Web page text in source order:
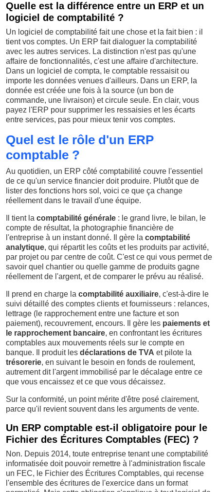
Quelle est la différence entre un ERP et un
logiciel de comptabilité ?
Un logiciel de comptabilité fait une chose et la fait bien : il
tient vos comptes. Un ERP fait dialoguer la comptabilité
avec les autres services. La distinction n'est pas qu'une
affaire de fonctionnalités, c'est une affaire d'architecture.
Dans un logiciel de compta, le comptable ressaisit ou
importe les données venues d'ailleurs. Dans un ERP, la
donnée est créée une fois à la source (un bon de
commande, une livraison) et circule seule. En clair, vous
payez l'ERP pour supprimer les ressaisies et les écarts
entre services, pas pour mieux tenir vos comptes.
Quel est le rôle d'un ERP
comptable ?
Au quotidien, un ERP côté comptabilité couvre l'essentiel
de ce qu'un service financier doit produire. Plutôt que de
lister des fonctions hors sol, voici ce que ça change
réellement dans le travail d'une équipe.
Il tient la comptabilité générale : le grand livre, le bilan, le
compte de résultat, la photographie financière de
l'entreprise à un instant donné. Il gère la comptabilité
analytique, qui répartit les coûts et les produits par activité,
par projet ou par centre de coût. C'est ce qui vous permet de
savoir quel chantier ou quelle gamme de produits gagne
réellement de l'argent, et de comparer le prévu au réalisé.
Il prend en charge la comptabilité auxiliaire, c'est-à-dire le
suivi détaillé des comptes clients et fournisseurs : relances,
lettrage (le rapprochement entre une facture et son
paiement), recouvrement, encours. Il gère les paiements et
le rapprochement bancaire, en confrontant les écritures
comptables aux mouvements réels sur le compte en
banque. Il produit les déclarations de TVA et pilote la
trésorerie, en suivant le besoin en fonds de roulement,
autrement dit l'argent immobilisé par le décalage entre ce
que vous encaissez et ce que vous décaissez.
Sur la conformité, un point mérite d'être posé clairement,
parce qu'il revient souvent dans les arguments de vente.
Un ERP comptable est-il obligatoire pour le
Fichier des Écritures Comptables (FEC) ?
Non. Depuis 2014, toute entreprise tenant une comptabilité
informatisée doit pouvoir remettre à l'administration fiscale
un FEC, le Fichier des Écritures Comptables, qui recense
l'ensemble des écritures de l'exercice dans un format